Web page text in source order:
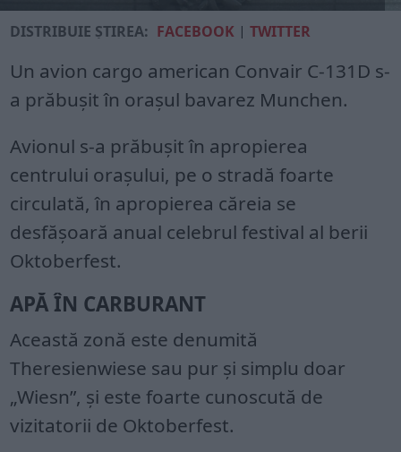
DISTRIBUIE ȘTIREA: FACEBOOK |TWITTER
Un avion cargo american Convair C-131D s-
a prăbuşit în oraşul bavarez Munchen.
Avionul s-a prăbuşit în apropierea
centrului oraşului, pe o stradă foarte
circulată, în apropierea căreia se
desfăşoară anual celebrul festival al berii
Oktoberfest.
APĂ ÎN CARBURANT
Această zonă este denumită
Theresienwiese sau pur şi simplu doar
„Wiesn”, şi este foarte cunoscută de
vizitatorii de Oktoberfest.